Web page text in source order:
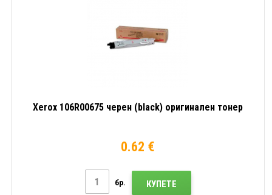
Xerox 106R00675 черен (black) оригинален тонер
0.62 €
бр. КУПЕТЕ